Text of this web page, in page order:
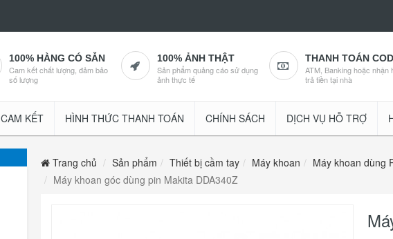
100% HÀNG CÓ SẴN
Cam kết chất lượng, đảm bảo
số lượng
100% ẢNH THẬT
Sản phẩm quảng cáo sử dụng
ảnh thực tế
THANH TOÁN COD
ATM, Banking hoặc nhận
trả tiền tại nhà
CAM KẾT HÌNH THỨC THANH TOÁN CHÍNH SÁCH DỊCH VỤ HỖ TRỢ
Trang chủ Sản phẩm Thiết bị cầm tay Máy khoan
Máy khoan dùng
Máy khoan góc dùng pin Makita DDA340Z